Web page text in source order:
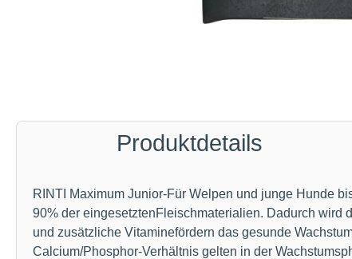
Produktdetails
RINTI Maximum Junior-Für Welpen und junge Hunde
90% der eingesetztenFleischmaterialien. Dadurch wird
und zusätzliche Vitaminefördern das gesunde
Calcium/Phosphor-Verhältnis gelten in der